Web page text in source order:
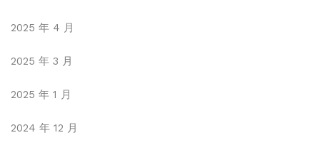
2025 年 4 月
2025 年 3 月
2025 年 1 月
2024 年 12 月